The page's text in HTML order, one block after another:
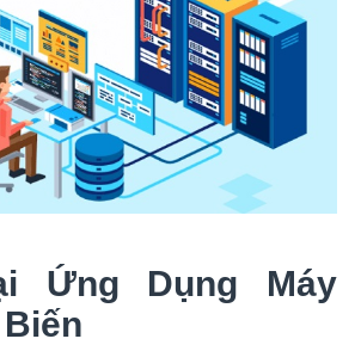
Ứng Dụng Máy